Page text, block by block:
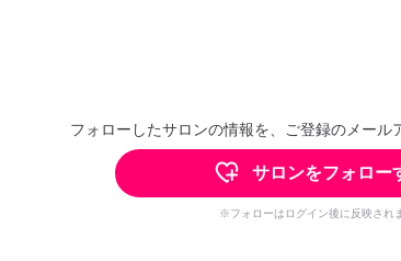
フォローしたサロンの情報を、ご登録のメール
サロンをフォロー
※フォローはログイン後に反映され